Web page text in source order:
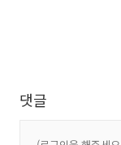
댓글